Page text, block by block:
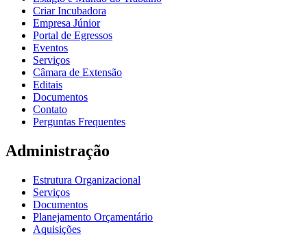
Criar Incubadora
Empresa Júnior
Portal de Egressos
Eventos
Serviços
Câmara de Extensão
Editais
Documentos
Contato
Perguntas Frequentes
Administração
Estrutura Organizacional
Serviços
Documentos
Planejamento Orçamentário
Aquisições